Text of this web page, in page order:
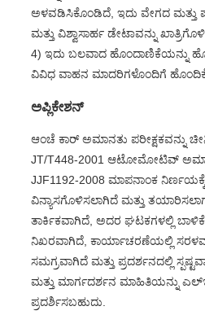
ಅಳವಡಿಸಿಕೊಂಡಿದೆ, ಇದು ವೇಗದ ಮತ್ತು
ಮತ್ತು ವಿಶ್ವಾಸಾರ್ಹ ಡೇಟಾವನ್ನು
4) ಇದು ಬಲವಾದ ಹೊಂದಾಣಿಕೆಯನ್ನು
ವಿವಿಧ ವಾಹನ ಮಾದರಿಗಳೊಂದಿಗೆ
ಅಪ್ಲಿಕೇಶನ್
ಆಂಚೆ ಕಾರ್ ಅಮಾನತು ಪರೀಕ್ಷಕವನ್ನು
JT/T448-2001 ಆಟೋಮೋಟಿವ್
JJF1192-2008 ಮಾಪನಾಂಕ ನಿರ್ಣಯಕ್ಕೆ
ವಿನ್ಯಾಸಗೊಳಿಸಲಾಗಿದೆ ಮತ್ತು
ತಾರ್ಕಿಕವಾಗಿದೆ, ಅದರ ಘಟಕಗಳಲ್ಲಿ
ನಿಖರವಾಗಿದೆ, ಕಾರ್ಯಾಚರಣೆಯಲ್ಲಿ
ಸಮಗ್ರವಾಗಿದೆ ಮತ್ತು ಪ್ರದರ್ಶನದಲ್ಲಿ
ಮತ್ತು ಮಾರ್ಗದರ್ಶನ ಮಾಹಿತಿಯನ್ನು
ಪ್ರದರ್ಶಿಸಬಹುದು.